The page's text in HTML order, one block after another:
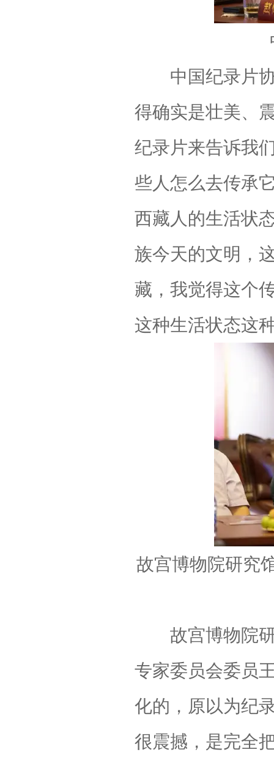
中国纪录片协
得确实是壮美、
纪录片来告诉我
些人怎么去传承
西藏人的生活状
族今天的文明，
藏，我觉得这个
这种生活状态这
故宫博物院研究
故宫博物院研
专家委员会委员
化的，原以为纪
很震撼，是完全